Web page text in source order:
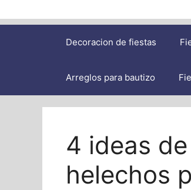
Decoracion de fiestas
Arreglos para bautizo
4 ideas
helechos